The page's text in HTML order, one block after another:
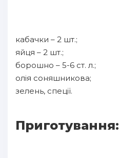
кабачки – 2 шт.;
яйця – 2 шт.;
борошно – 5-6 ст. л.;
олія соняшникова;
зелень, спеції.
Приготування: